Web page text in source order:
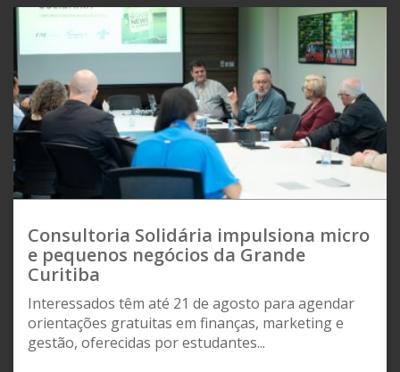
Consultoria Solidária impulsiona micro
e pequenos negócios da Grande
Curitiba
Interessados têm até 21 de agosto para agendar
orientações gratuitas em finanças, marketing e
gestão, oferecidas por estudantes...